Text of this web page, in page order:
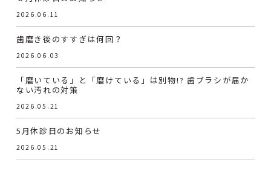
2026.06.11
歯磨き後のすすぎは何回？
2026.06.03
「磨いている」と「磨けている」は別物!? 歯ブラシが届か
ない汚れの対策
2026.05.21
5月休診日のお知らせ
2026.05.21